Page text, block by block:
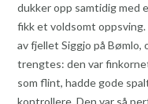
dukker opp samtidig med
fikk et voldsomt
av fjellet Siggjo på Bømlo,
trengtes: den var
som flint, hadde gode